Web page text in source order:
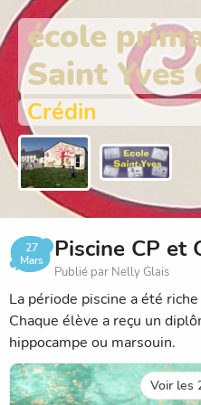
école
Saint Yves
Crédin
27
Mars
Piscine CP et
Publié par Nelly Glais
La période piscine a été
Chaque élève a reçu un
hippocampe ou marsouin.
Voir les